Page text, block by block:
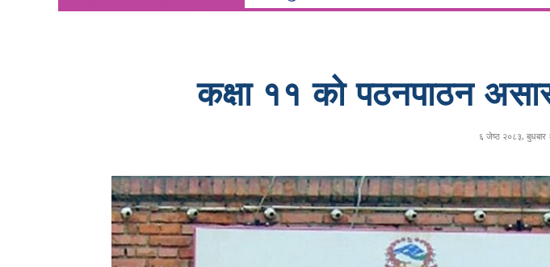
कक्षा ११ को पठनपाठन
६ जेष्ठ २०८३, बुधबार